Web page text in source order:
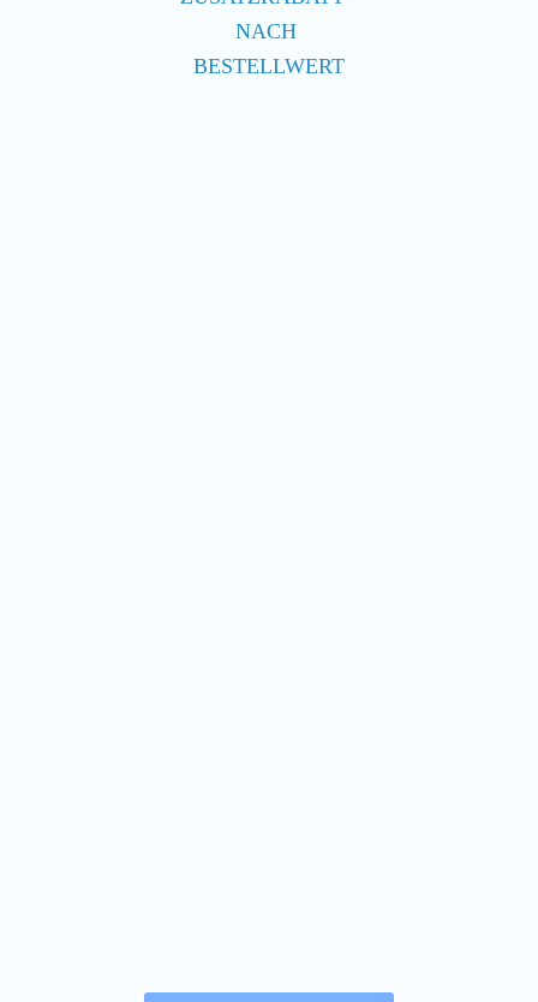
NACH
BESTELLWERT